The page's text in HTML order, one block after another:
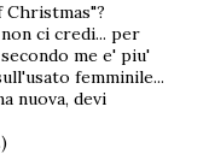
ci credi... per
me e' piu'
femminile...
nuova, devi